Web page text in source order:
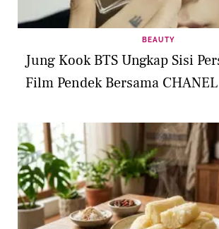
BEAUTY
Jung Kook BTS Ungkap Sisi
Film Pendek Bersama